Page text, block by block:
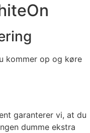
kommer op og køre
garanterer vi, at du
dumme ekstra